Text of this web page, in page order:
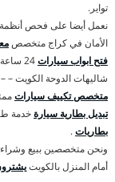
تواير.
الأمان في كراج متخصص
فتح ابواب سيارات
شاليهات الدوحة الكويت –
متخصص تكييف سيارات
تبديل بطارية سيارةخدمة
بطاريات.
ونحن متخصصين ببيع
أمام المنزل بالكويت